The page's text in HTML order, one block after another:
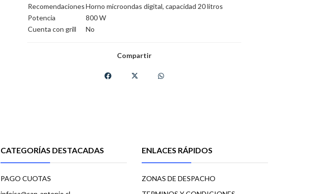
RecomendacionesHorno microondas digital, capacidad 20 litros
Potencia
800 W
Cuenta con grill
No
Compartir
CATEGORÍAS DESTACADAS
PAGO CUOTAS
ENLACES RÁPIDOS
ZONAS DE DESPACHO